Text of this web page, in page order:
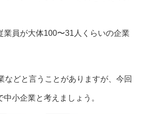
業員が大体100〜31人くらいの企業
などと言うことがありますが、今回
小企業と考えましょう。